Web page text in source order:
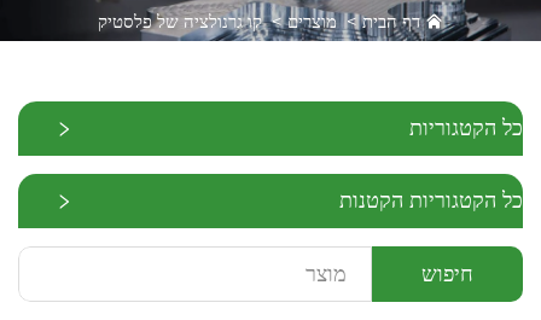
דף הבית>מוצרים>קו גרנולציה של פלסטיק
כל הקטגוריות
כל הקטגוריות הקטנות
חיפוש